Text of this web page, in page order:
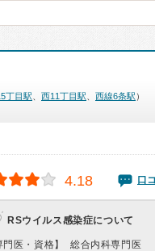
丁目駅 西11丁目駅 西線6条駅 ）
4.18 口
RSウイルス感染症について
門医・資格】 総合内科専門医